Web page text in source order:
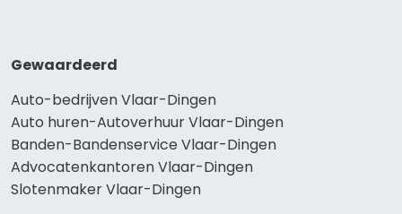
Gewaardeerd
Auto-bedrijven Vlaar-Dingen
Auto huren-Autoverhuur Vlaar-Dingen
Banden-Bandenservice Vlaar-Dingen
Advocatenkantoren Vlaar-Dingen
Slotenmaker Vlaar-Dingen